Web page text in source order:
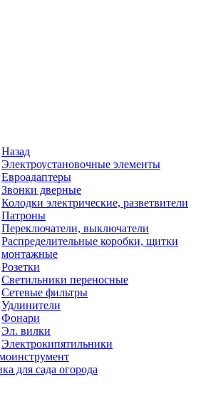
Назад
Электроустановочные элементы
Евроадаптеры
Звонки дверные
Колодки электрические, разветвители
Патроны
Переключатели, выключатели
Распределительные коробки, щитки
монтажные
Розетки
Светильники переносные
Сетевые фильтры
Удлинители
Фонари
Эл. вилки
Электрокипятильники
для сада огорода